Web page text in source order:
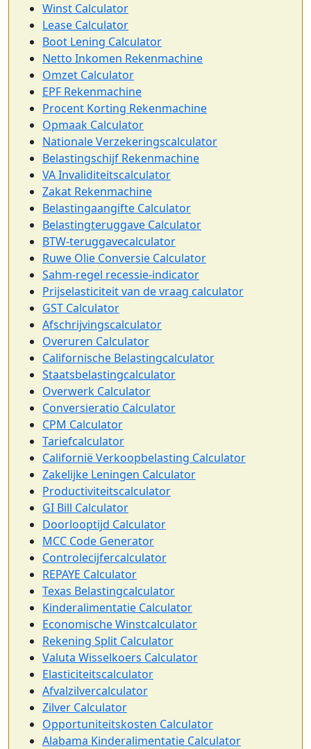
Winst Calculator
Lease Calculator
Boot Lening Calculator
Netto Inkomen Rekenmachine
Omzet Calculator
EPF Rekenmachine
Procent Korting Rekenmachine
Opmaak Calculator
Nationale Verzekeringscalculator
Belastingschijf Rekenmachine
VA Invaliditeitscalculator
Zakat Rekenmachine
Belastingaangifte Calculator
Belastingteruggave Calculator
BTW-teruggavecalculator
Ruwe Olie Conversie Calculator
Sahm-regel recessie-indicator
Prijselasticiteit van de vraag calculator
GST Calculator
Afschrijvingscalculator
Overuren Calculator
Californische Belastingcalculator
Staatsbelastingcalculator
Overwerk Calculator
Conversieratio Calculator
CPM Calculator
Tariefcalculator
Californië Verkoopbelasting Calculator
Zakelijke Leningen Calculator
Productiviteitscalculator
GI Bill Calculator
Doorlooptijd Calculator
MCC Code Generator
Controlecijfercalculator
REPAYE Calculator
Texas Belastingcalculator
Kinderalimentatie Calculator
Economische Winstcalculator
Rekening Split Calculator
Valuta Wisselkoers Calculator
Elasticiteitscalculator
Afvalzilvercalculator
Zilver Calculator
Opportuniteitskosten Calculator
Alabama Kinderalimentatie Calculator